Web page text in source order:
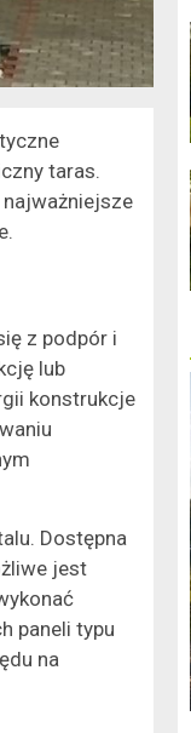
taras.
z podpór i
lub
konstrukcje
Dostępna
jest
paneli typu
na